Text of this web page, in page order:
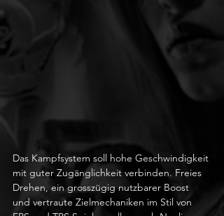
Das Kampfsystem soll hohe Geschwindigkeit
mit guter Zugänglichkeit verbinden. Freies
Drehen, ein grosszügig nutzbarer Boost
und vertraute Zielmechaniken im Stil von